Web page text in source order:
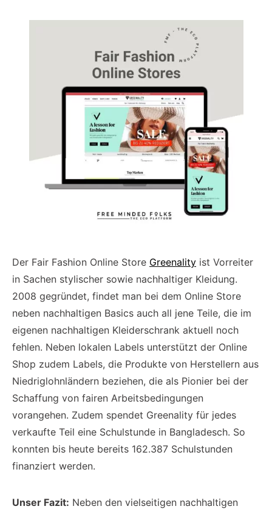
Der Fair Fashion Online Store Greenality ist Vorreiter
in Sachen stylischer sowie nachhaltiger Kleidung.
2008 gegründet, findet man bei dem Online Store
neben nachhaltigen Basics auch all jene Teile, die im
eigenen nachhaltigen Kleiderschrank aktuell noch
fehlen. Neben lokalen Labels unterstützt der Online
Shop zudem Labels, die Produkte von Herstellern aus
Niedriglohnländern beziehen, die als Pionier bei der
Schaffung von fairen Arbeitsbedingungen
vorangehen. Zudem spendet Greenality für jedes
verkaufte Teil eine Schulstunde in Bangladesch. So
konnten bis heute bereits 162.387 Schulstunden
finanziert werden.
Unser Fazit: Neben den vielseitigen nachhaltigen